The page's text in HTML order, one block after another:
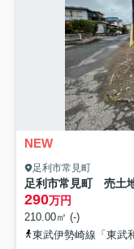
NEW
足利市常見町
足利市常見町 売土
290万円
210.00㎡ (-)
東武伊勢崎線「東武